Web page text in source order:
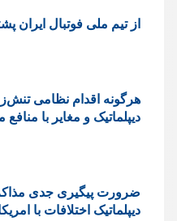
از تیم ملی فوتبال ایران
هرگونه اقدام نظامی
دیپلماتیک و مغایر با
ضرورت پیگیری جدی
دیپلماتیک اختلافات با